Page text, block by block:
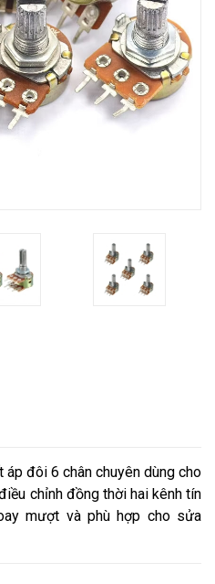
đôi 6 chân chuyên dùng cho
chỉnh đồng thời hai kênh tín
mượt và phù hợp cho sửa